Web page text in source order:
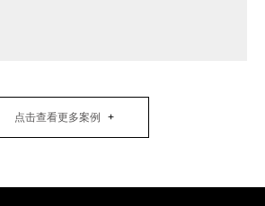
点击查看更多案例